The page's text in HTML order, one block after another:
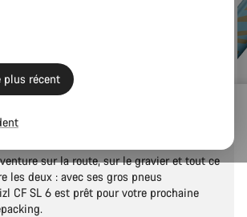
sur la route, sur le gravier et tout ce
les deux : avec ses gros pneus
CF SL 6 est prêt pour votre prochaine
plus récent